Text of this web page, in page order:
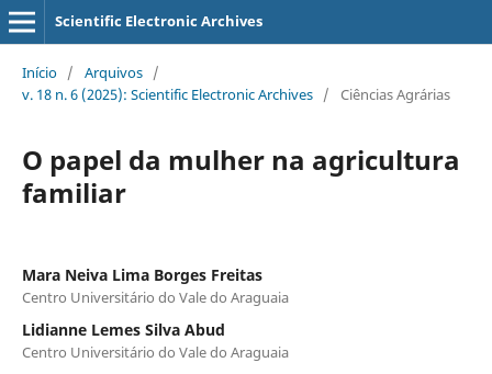
Scientific Electronic Archives
Início / Arquivos /
v. 18 n. 6 (2025): Scientific Electronic Archives / Ciências Agrárias
O papel da mulher na agricultura
familiar
Mara Neiva Lima Borges Freitas
Centro Universitário do Vale do Araguaia
Lidianne Lemes Silva Abud
Centro Universitário do Vale do Araguaia